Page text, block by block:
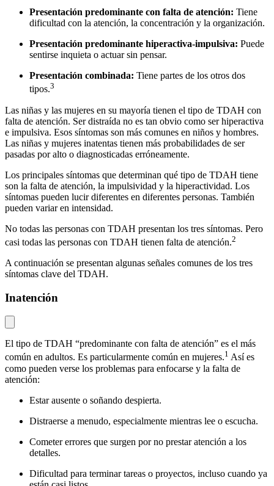
Presentación predominante con falta de atención: Tiene
dificultad con la atención, la concentración y la organización.
Presentación predominante hiperactiva-impulsiva: Puede
sentirse inquieta o actuar sin pensar.
Presentación combinada: Tiene partes de los otros dos
tipos.3
Las niñas y las mujeres en su mayoría tienen el tipo de TDAH con
falta de atención. Ser distraída no es tan obvio como ser hiperactiva
e impulsiva. Esos síntomas son más comunes en niños y hombres.
Las niñas y mujeres inatentas tienen más probabilidades de ser
pasadas por alto o diagnosticadas erróneamente.
Los principales síntomas que determinan qué tipo de TDAH tiene
son la falta de atención, la impulsividad y la hiperactividad. Los
síntomas pueden lucir diferentes en diferentes personas. También
pueden variar en intensidad.
No todas las personas con TDAH presentan los tres síntomas. Pero
casi todas las personas con TDAH tienen falta de atención.2
A continuación se presentan algunas señales comunes de los tres
síntomas clave del TDAH.
Inatención
El tipo de TDAH “predominante con falta de atención” es el más
común en adultos. Es particularmente común en mujeres.1 Así es
como pueden verse los problemas para enfocarse y la falta de
atención:
Estar ausente o soñando despierta.
Distraerse a menudo, especialmente mientras lee o escucha.
Cometer errores que surgen por no prestar atención a los
detalles.
Dificultad para terminar tareas o proyectos, incluso cuando ya